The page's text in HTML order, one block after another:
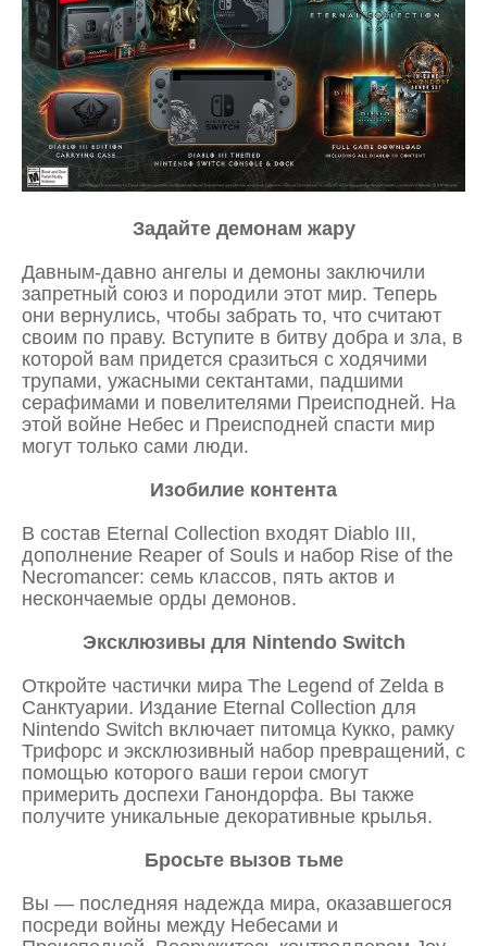
Задайте демонам жару
Давным-давно ангелы и демоны заключили
запретный союз и породили этот мир. Теперь
они вернулись, чтобы забрать то, что считают
своим по праву. Вступите в битву добра и зла, в
которой вам придется сразиться с ходячими
трупами, ужасными сектантами, падшими
серафимами и повелителями Преисподней. На
этой войне Небес и Преисподней спасти мир
могут только сами люди.
Изобилие контента
В состав Eternal Collection входят Diablo III,
дополнение Reaper of Souls и набор Rise of the
Necromancer: семь классов, пять актов и
нескончаемые орды демонов.
Эксклюзивы для Nintendo Switch
Откройте частички мира The Legend of Zelda в
Санктуарии. Издание Eternal Collection для
Nintendo Switch включает питомца Кукко, рамку
Трифорс и эксклюзивный набор превращений, с
помощью которого ваши герои смогут
примерить доспехи Ганондорфа. Вы также
получите уникальные декоративные крылья.
Бросьте вызов тьме
Вы — последняя надежда мира, оказавшегося
посреди войны между Небесами и